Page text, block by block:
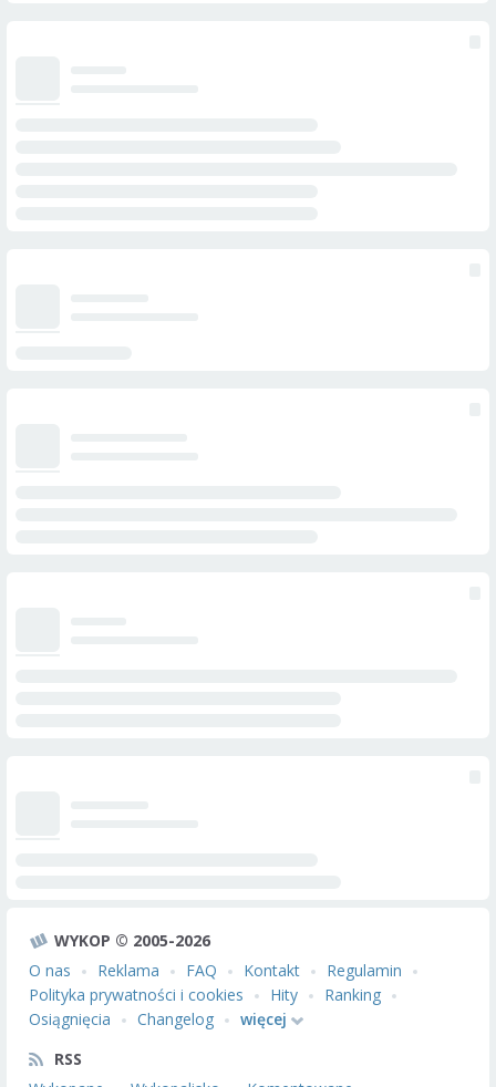
WYKOP © 2005-2026
O nas
Reklama FAQ Kontakt
Regulamin
Polityka prywatności i cookies
Hity
Ranking
Osiągnięcia
Changelog
więcej
RSS